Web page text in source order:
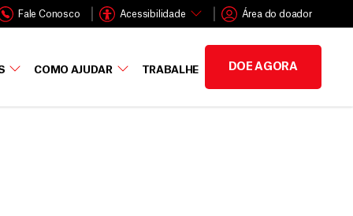
Fale Conosco Acessibilidade Área do doador
COMO AJUDAR TRABALHE DOE AGORA